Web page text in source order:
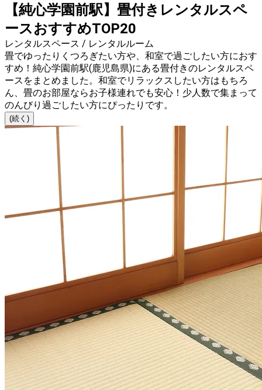
【純心学園前駅】畳付きレンタルスペ
ースおすすめTOP20
レンタルスペース / レンタルルーム
畳でゆったりくつろぎたい方や、和室で過ごしたい方におす
すめ！純心学園前駅(鹿児島県)にある畳付きのレンタルスペ
ースをまとめました。和室でリラックスしたい方はもちろ
ん、畳のお部屋ならお子様連れでも安心！少人数で集まって
のんびり過ごしたい方にぴったりです。
(続く)